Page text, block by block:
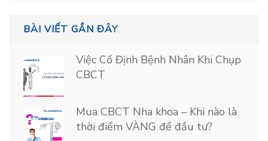
BÀI VIẾT GẦN ĐÂY
Việc Cố Định Bệnh Nhân Khi Chụp
CBCT
Mua CBCT Nha khoa – Khi nào là
thời điểm VÀNG để đầu tư?